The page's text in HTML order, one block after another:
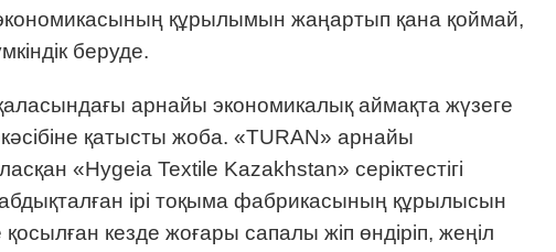
құрылымын жаңартып қана қоймай,
беруде.
арнайы экономикалық аймақта жүзеге
қатысты жоба. «TURAN» арнайы
«Hygeia Textile Kazakhstan» серіктестігі
ірі тоқыма фабрикасының құрылысын
қосылған кезде жоғары сапалы жіп өндіріп, жеңіл